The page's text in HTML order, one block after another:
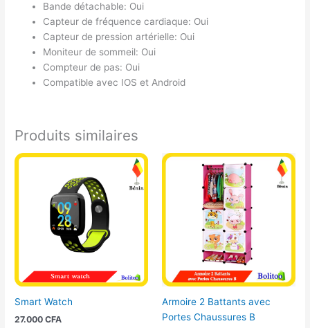
Bande détachable: Oui
Capteur de fréquence cardiaque: Oui
Capteur de pression artérielle: Oui
Moniteur de sommeil: Oui
Compteur de pas: Oui
Compatible avec IOS et Android
Produits similaires
Smart Watch
27.000CFA
Armoire 2 Battants avec
Portes Chaussures B